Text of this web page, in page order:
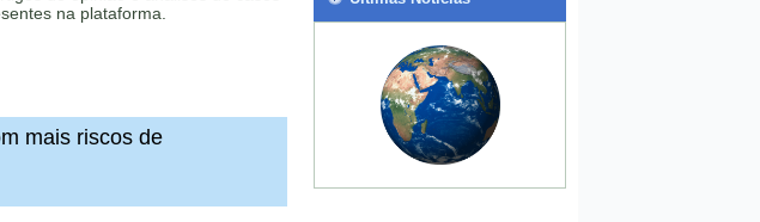
na plataforma.
mais riscos de